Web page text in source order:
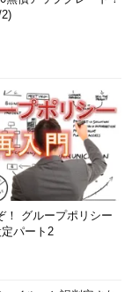
！ グループポリシー
定パート2